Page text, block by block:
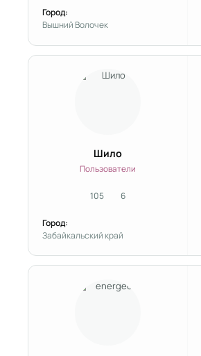
Город:
Вышний Волочек
Шило
Пользователи
105сообщения
6Репутация
Город:
Забайкальский край